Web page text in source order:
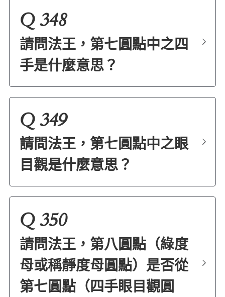
Q 348
請問法王，第七圓點中之四
手是什麼意思？
Q 349
請問法王，第七圓點中之眼
目觀是什麼意思？
Q 350
請問法王，第八圓點（綠度
母或稱靜度母圓點）是否從
第七圓點（四手眼目觀圓